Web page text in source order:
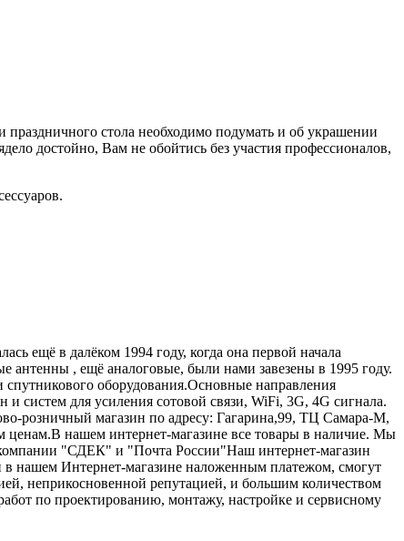
стола необходимо подумать и об украшении
достойно, Вам не обойтись без участия профессионалов,
ещё в далёком 1994 году, когда она первой начала
антенны , ещё аналоговые, были нами завезены в 1995 году.
оборудования.Основныe направления
систем для усиления сотовой связи, WiFi, 3G, 4G сигнала.
розничный магазин по адресу: Гагарина,99, ТЦ Самара-М,
ценам.В нашем интернет-магазине все товары в наличие. Мы
компании "СДЕК" и "Почта России"Наш интернет-магазин
в нашем Интернет-магазине наложенным платежом, смогут
неприкосновенной репутацией, и большим количеством
по проектированию, монтажу, настройке и сервисному